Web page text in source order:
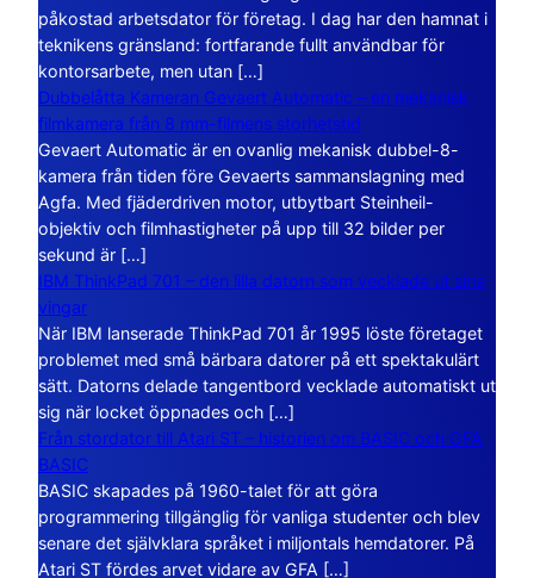
påkostad arbetsdator för företag. I dag har den hamnat i
teknikens gränsland: fortfarande fullt användbar för
kontorsarbete, men utan […]
Dubbelåtta Kameran Gevaert Automatic – en mekanisk
filmkamera från 8 mm-filmens storhetstid
Gevaert Automatic är en ovanlig mekanisk dubbel-8-
kamera från tiden före Gevaerts sammanslagning med
Agfa. Med fjäderdriven motor, utbytbart Steinheil-
objektiv och filmhastigheter på upp till 32 bilder per
sekund är […]
IBM ThinkPad 701 – den lilla datorn som vecklade ut sina
vingar
När IBM lanserade ThinkPad 701 år 1995 löste företaget
problemet med små bärbara datorer på ett spektakulärt
sätt. Datorns delade tangentbord vecklade automatiskt ut
sig när locket öppnades och […]
Från stordator till Atari ST – historien om BASIC och GFA
BASIC
BASIC skapades på 1960-talet för att göra
programmering tillgänglig för vanliga studenter och blev
senare det självklara språket i miljontals hemdatorer. På
Atari ST fördes arvet vidare av GFA […]